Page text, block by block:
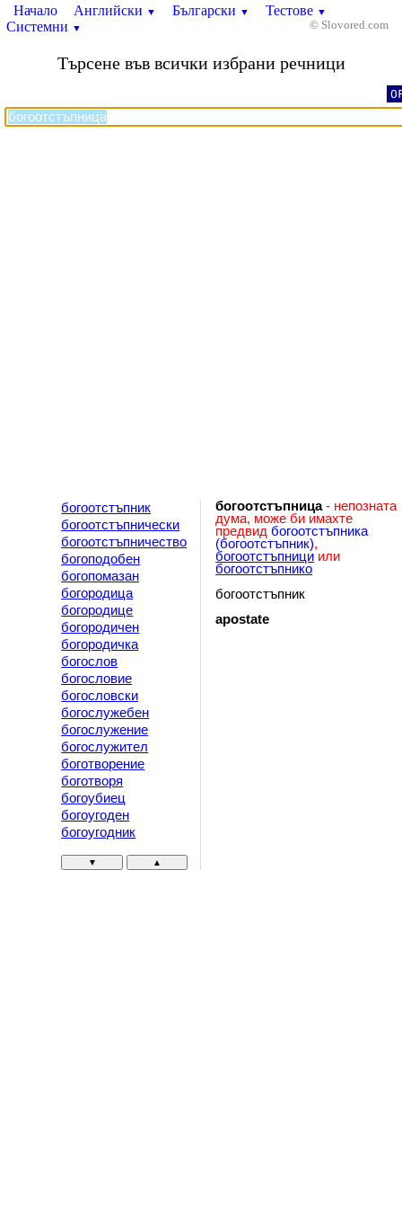
Начало Английски ▼ Български ▼ Тестове ▼
Системни ▼ © Slovored.com
Търсене във всички избрани речници
богоотстъпник
богоотстъпнически
богоотстъпничество
богоподобен
богопомазан
богородица
богородице
богородичен
богородичка
богослов
богословие
богословски
богослужебен
богослужение
богослужител
боготворение
боготворя
богоубиец
богоугоден
богоугодник
▼ ▲
богоотстъпница- непозната
дума, може би имахте
предвидбогоотстъпника
(богоотстъпник),
богоотстъпници или
богоотстъпнико
богоотстъпник
apostate